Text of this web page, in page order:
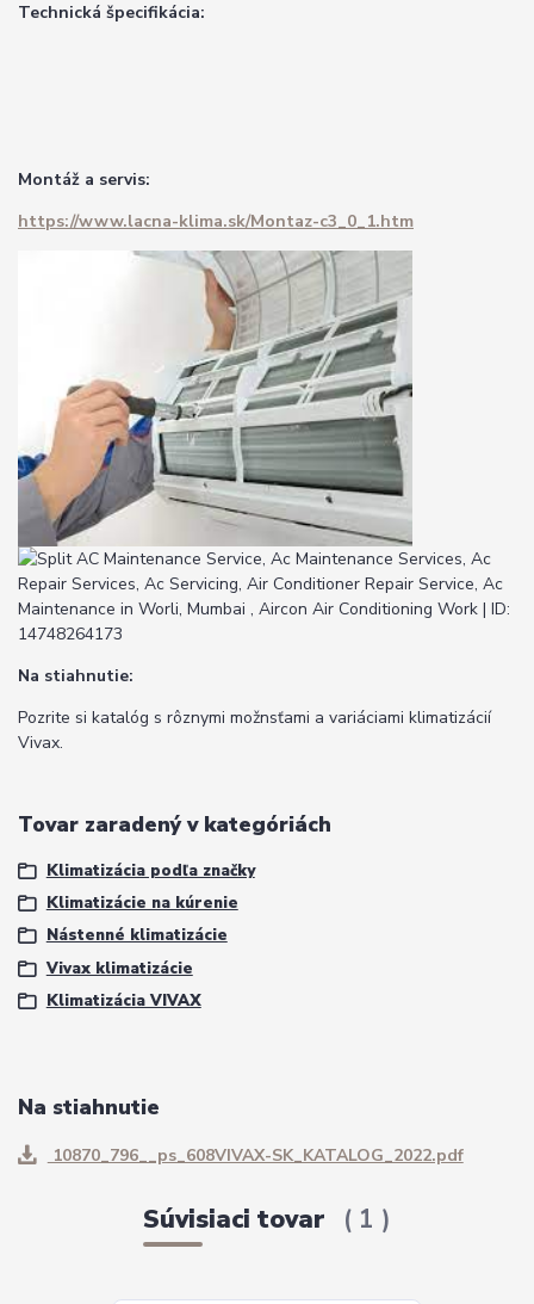
Technická špecifikácia:
Montáž a servis:
https://www.lacna-klima.sk/Montaz-c3_0_1.htm
Na stiahnutie:
Pozrite si katalóg s rôznymi možnsťami a variáciami klimatizácií
Vivax.
Tovar zaradený v kategóriách
Klimatizácia podľa značky
Klimatizácie na kúrenie
Nástenné klimatizácie
Vivax klimatizácie
Klimatizácia VIVAX
Na stiahnutie
10870_796__ps_608VIVAX-SK_KATALOG_2022.pdf
Súvisiaci tovar 1